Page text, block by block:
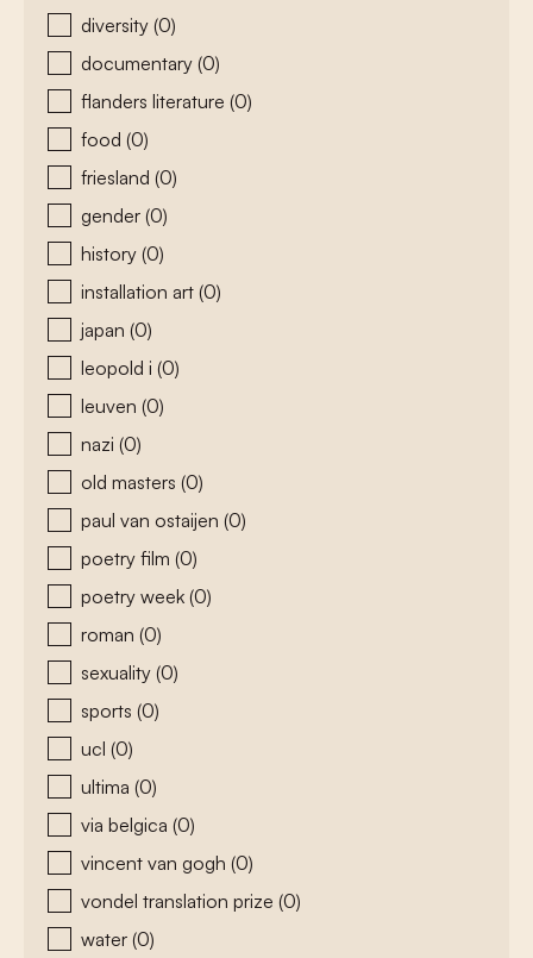
diversity (0)
documentary (0)
flanders literature (0)
food (0)
friesland (0)
gender (0)
history (0)
installation art (0)
japan (0)
leopold i (0)
leuven (0)
nazi (0)
old masters (0)
paul van ostaijen (0)
poetry film (0)
poetry week (0)
roman (0)
sexuality (0)
sports (0)
ucl (0)
ultima (0)
via belgica (0)
vincent van gogh (0)
vondel translation prize (0)
water (0)